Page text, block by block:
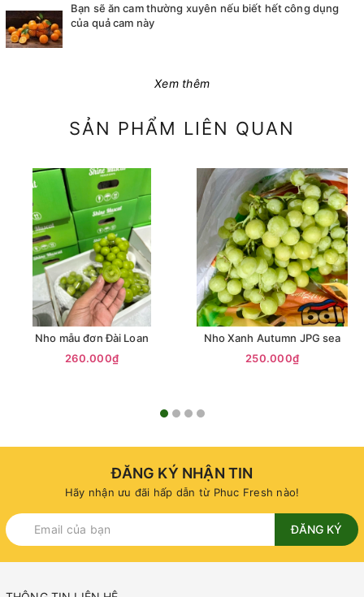
Bạn sẽ ăn cam thường xuyên nếu biết hết công dụng
của quả cam này
Xem thêm
SẢN PHẨM LIÊN QUAN
Nho mẫu đơn Đài Loan
260.000₫
Nho Xanh Autumn JPG sea
250.000₫
ĐĂNG KÝ NHẬN TIN
Hãy nhận ưu đãi hấp dẫn từ Phuc Fresh nào!
ĐĂNG KÝ